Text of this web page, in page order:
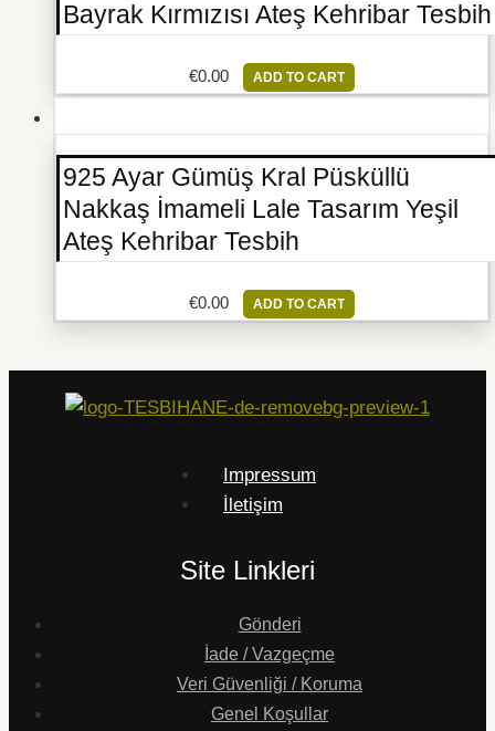
Bayrak Kırmızısı Ateş Kehribar Tesbih
€0.00 ADD TO CART
925 Ayar Gümüş Kral Püsküllü
Nakkaş İmameli Lale Tasarım Yeşil
Ateş Kehribar Tesbih
€0.00 ADD TO CART
Impressum
İletişim
Site Linkleri
Gönderi
İade / Vazgeçme
Veri Güvenliği / Koruma
Genel Koşullar